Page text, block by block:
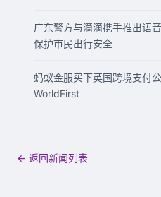
广东警方与滴滴携手推出语
保护市民出行安全
蚂蚁金服买下英国跨境支付
WorldFirst
← 返回新闻列表